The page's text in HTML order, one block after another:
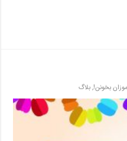
بخونن!,بلاگ